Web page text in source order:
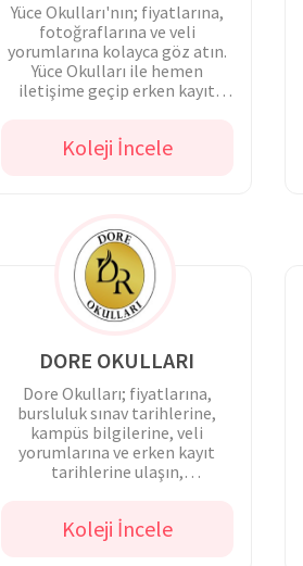
Yüce Okulları'nın; fiyatlarına,
fotoğraflarına ve veli
yorumlarına kolayca göz atın.
Yüce Okulları ile hemen
iletişime geçip erken kayıt
Koleji İncele
DORE OKULLARI
Dore Okulları; fiyatlarına,
bursluluk sınav tarihlerine,
kampüs bilgilerine, veli
yorumlarına ve erken kayıt
tarihlerine ulaşın,
Koleji İncele